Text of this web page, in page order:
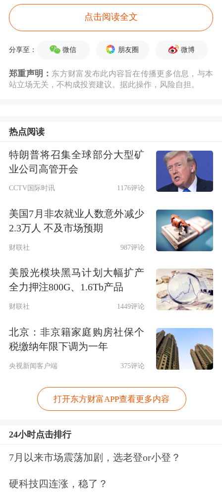
府、地方政府的债券，流向政府端的资
金多了，民营经济可能会受到影响。这
个时候货币政策保持相对更宽松的局
面，尤其是将利率进一步下降，会使得
9月下旬推出一揽子的政策中，最抢眼
面推出的支持性举措，是很明显的创
新。一是证券、基金、保险公司互换便
利，二是股票回购增持再贷款。
“过去在没有证券、基金、保险公司互
在市场上向其他尤其是存款性的金融机
）获得融资，还有很多不
贷款人，最终出面来提供高水平的流动
性，这是央行间接参与资本市场一个重
此外，最近央行表态要完善对股票市场
异常波动等政策工具，维护金融市场平
目，已经考虑推进这方面的研究。
点击阅读全文
分享至： 微信 朋友圈 微博
郑重声明： 东方财富发布此内容旨在传播更多信息，与本
站立场无关，不构成投资建议。据此操作，风险自担。
热点阅读
特朗普将召集全球部分大型矿
业公司高管开会
CCTV国际时讯 1176评论
美国7月非农就业人数意外减少
2.3万人 不及市场预期
财联社 987评论
美股光模块黑马计划大幅扩产
全力押注800G、1.6Tb产品
财联社 1449评论
北京：非京籍家庭购房社保个
税缴纳年限下调为一年
央视新闻客户端 375评论
打开东方财富APP查看更多内容
24小时点击排行
7月以来市场震荡加剧，选老登or小登？
硬科技四连涨，稳了？